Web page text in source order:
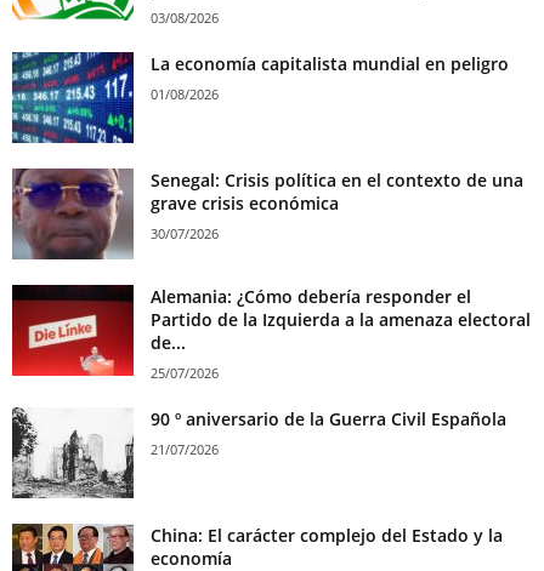
03/08/2026
La economía capitalista mundial en peligro
01/08/2026
Senegal: Crisis política en el contexto de una
grave crisis económica
30/07/2026
Alemania: ¿Cómo debería responder el
Partido de la Izquierda a la amenaza electoral
de...
25/07/2026
90 º aniversario de la Guerra Civil Española
21/07/2026
China: El carácter complejo del Estado y la
economía